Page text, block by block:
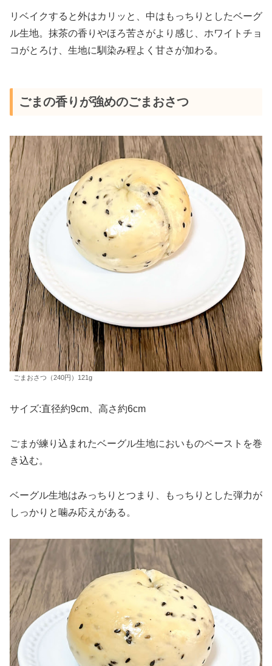
リベイクすると外はカリッと、中はもっちりとしたベーグ
ル生地。抹茶の香りやほろ苦さがより感じ、ホワイトチョ
コがとろけ、生地に馴染み程よく甘さが加わる。
ごまの香りが強めのごまおさつ
ごまおさつ（240円）121g
サイズ:直径約9cm、高さ約6cm
ごまが練り込まれたベーグル生地においものペーストを巻
き込む。
ベーグル生地はみっちりとつまり、もっちりとした弾力が
しっかりと噛み応えがある。